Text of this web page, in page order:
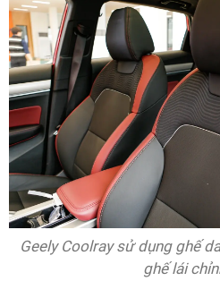
Geely Coolray sử dụng ghế
ghế lái